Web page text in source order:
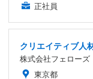
正社員
クリエイティブ人
株式会社フェローズ
東京都